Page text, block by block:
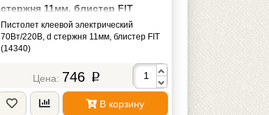
стержня 11мм, блистер FIT
(14340)
Пистолет клеевой электрический
70Вт/220В, d стержня 11мм, блистер FIT
(14340)
746 p
В корзину